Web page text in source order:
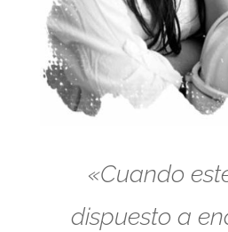
«Cuando
dispuesto a